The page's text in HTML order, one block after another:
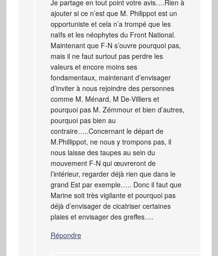
Je partage en tout point votre avis….Rien à
ajouter si ce n’est que M. Philippot est un
opportuniste et cela n’a trompé que les
naïfs et les néophytes du Front National.
Maintenant que F-N s’ouvre pourquoi pas,
mais il ne faut surtout pas perdre les
valeurs et encore moins ses
fondamentaux, maintenant d’envisager
d’inviter à nous rejoindre des personnes
comme M. Ménard, M De-Villiers et
pourquoi pas M. Zémmour et bien d’autres,
pourquoi pas bien au
contraire…..Concernant le départ de
M.Phillippot, ne nous y trompons pas, il
nous laisse des taupes au sein du
mouvement F-N qui œuvreront de
l’intérieur, regarder déjà rien que dans le
grand Est par exemple….. Donc il faut que
Marine soit très vigilante et pourquoi pas
déjà d’envisager de cicatriser certaines
plaies et envisager des greffes….
Répondre